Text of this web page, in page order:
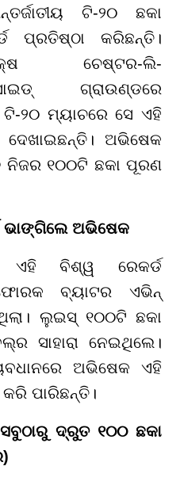
ଟି-୨୦ ଛକା
ପ୍ରତିଷ୍ଠା କରିଛନ୍ତି।
ଚେଷ୍ଟର-ଲି-
ଗ୍ରାଉଣ୍ଡରେ
୨୦ ମ୍ୟାଚରେ ସେ ଏହି
ଅଭିଷେକ
ନିଜର ୧୦୦ଟି ଛକା ପୂରଣ
ଭାଙ୍ଗିଲେ ଅଭିଷେକ
ଏହି ବିଶ୍ୱ ରେକର୍ଡ
ବ୍ୟାଟର ଏଭିନ୍
ଲୁଇସ୍ ୧୦୦ଟି ଛକା
ସାହାରା ନେଇଥିଲେ।
ଅଭିଷେକ ଏହି
କରି ପାରିଛନ୍ତି।
ସବୁଠାରୁ ଦ୍ରୁତ ୧୦୦ ଛକା